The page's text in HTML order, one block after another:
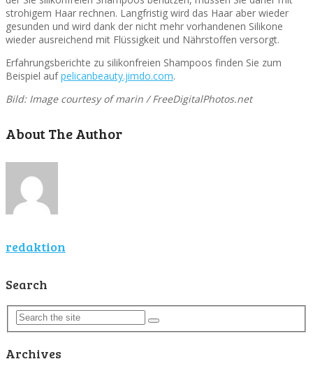
strohigem Haar rechnen. Langfristig wird das Haar aber wieder
gesunden und wird dank der nicht mehr vorhandenen Silikone
wieder ausreichend mit Flüssigkeit und Nährstoffen versorgt.
Erfahrungsberichte zu silikonfreien Shampoos finden Sie zum
Beispiel aufpelicanbeauty.jimdo.com.
Bild: Image courtesy of marin / FreeDigitalPhotos.net
About The Author
redaktion
Search
Archives